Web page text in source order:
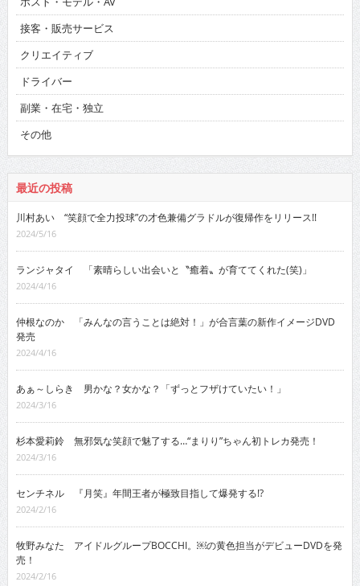
接客・販売サービス
クリエイティブ
ドライバー
副業・在宅・独立
その他
最近の投稿
川村あい “笑顔で全力投球”の才色兼備グラドルが復帰作をリリース!!
2024/5/16
ランジャタイ 「素晴らしい出会いと〝癒着〟が育ててくれた(笑)」
2024/4/16
仲根なのか 「みんなの言うことは絶対！」が合言葉の新作イメージDVD
発売
2024/4/16
あぁ～しらき 男かな？女かな？「ずっとフザけていたい！」
2024/3/16
杉本愛莉鈴 無邪気な笑顔で魅了する…“まりり”ちゃん初トレカ発売！
2024/3/16
センチネル 『月笑』年間王者が極致目指して爆発する!?
2024/2/16
牧野みなた アイドルグループBOCCHI。￼の黄色担当がデビューDVDを発
売！
2024/2/16